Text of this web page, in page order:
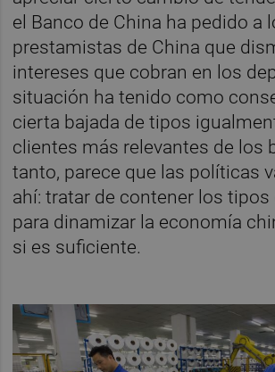
el Banco de China ha pedido a
prestamistas de China que
intereses que cobran en los
situación ha tenido como
cierta bajada de tipos
clientes más relevantes de los
tanto, parece que las políticas
ahí: tratar de contener los tipos
para dinamizar la economía
si es suficiente.